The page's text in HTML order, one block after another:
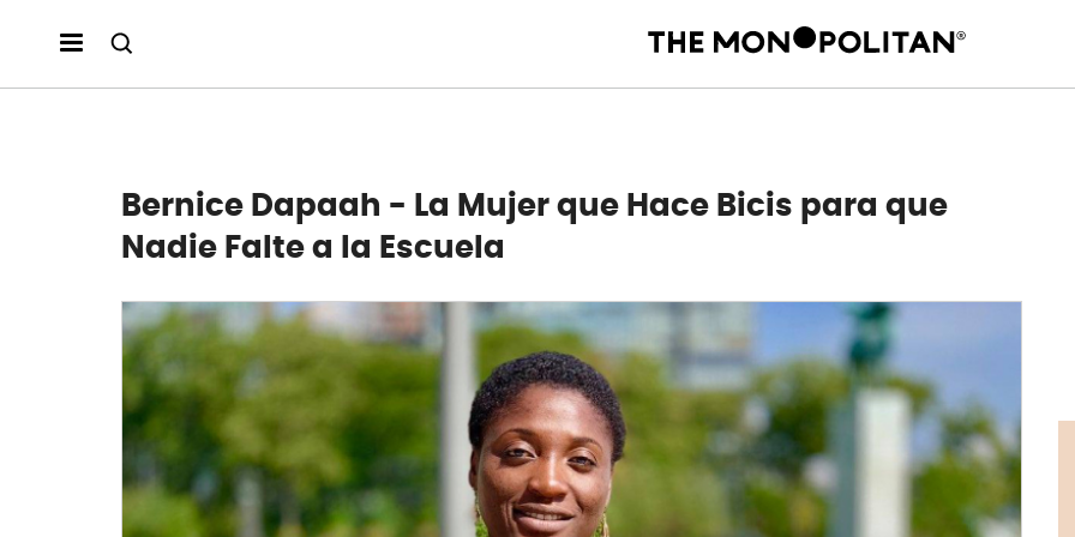
Bernice Dapaah - La Mujer que Hace Bicis para que
Nadie Falte a la Escuela